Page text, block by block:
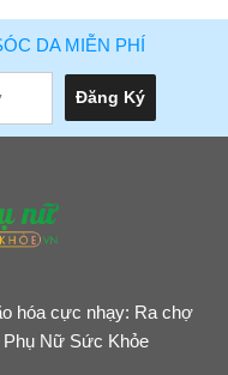
DA MIỄN PHÍ
hóa cực nhạy: Ra chợ
Phụ Nữ Sức Khỏe